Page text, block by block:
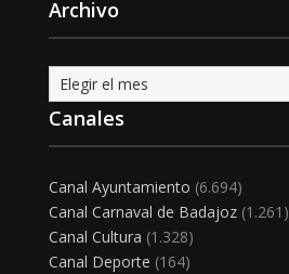
Archivo
Archivo
Canales
Canal Ayuntamiento (6.694)
Canal Carnaval de Badajoz(1.261)
Canal Cultura (1.328)
Canal Deporte (164)